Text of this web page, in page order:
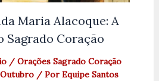
Maria Alacoque: A
Sagrado Coração
/ Orações Sagrado Coração
/ Por Equipe Santos